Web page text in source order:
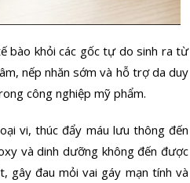
bào khỏi các gốc tự do sinh ra từ
nếp nhăn sớm và hỗ trợ da duy
công nghiệp mỹ phẩm.
vi, thúc đẩy máu lưu thông đến
và dinh dưỡng không đến được
gây đau mỏi vai gáy mạn tính và